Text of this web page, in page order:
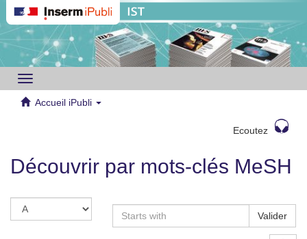
Toggle
navigation
Accueil iPubli
Ecoutez
Découvrir par mots-clés MeSH
Valider